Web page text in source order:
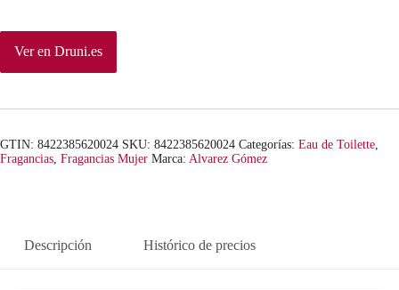
Ver en Druni.es
GTIN: 8422385620024 SKU: 8422385620024 Categorías: Eau de Toilette
Fragancias Fragancias Mujer Marca: Alvarez Gómez
Descripción Histórico de precios